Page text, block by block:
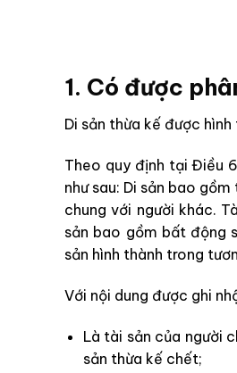
1. Có được
Di sản thừa kế được
Theo quy định tại Điều
như sau: Di sản bao
chung với người khác.
sản bao gồm bất động
sản hình thành trong
Với nội dung được ghi
Là tài sản của người
sản thừa kế chết;